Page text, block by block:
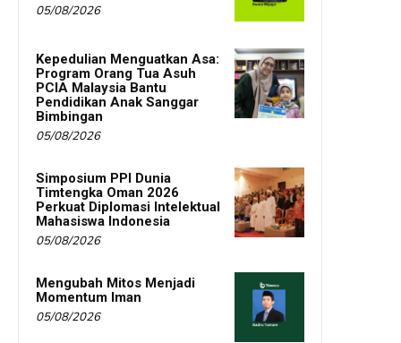
05/08/2026
Kepedulian Menguatkan Asa:
Program Orang Tua Asuh
PCIA Malaysia Bantu
Pendidikan Anak Sanggar
Bimbingan
05/08/2026
Simposium PPI Dunia
Timtengka Oman 2026
Perkuat Diplomasi Intelektual
Mahasiswa Indonesia
05/08/2026
Mengubah Mitos Menjadi
Momentum Iman
05/08/2026